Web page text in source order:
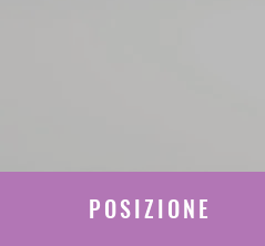
POSIZIONE